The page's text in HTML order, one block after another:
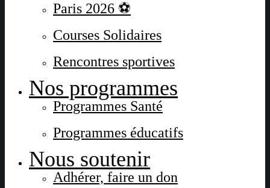
Paris 2026 ⚽
Courses Solidaires
Rencontres sportives
Nos programmes
Programmes Santé
Programmes éducatifs
Nous soutenir
Adhérer, faire un don